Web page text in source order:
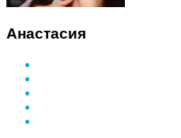
Анастасия